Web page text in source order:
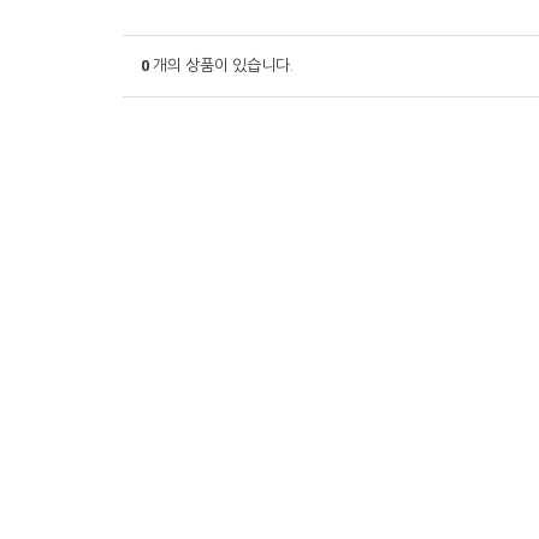
0 개의 상품이 있습니다.